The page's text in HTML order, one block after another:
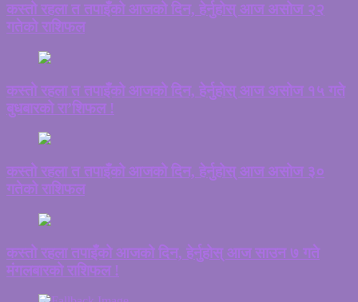
कस्तो रहला त तपाइँको आजको दिन, हेर्नुहोस् आज असोज २२
गतेको राशिफल
कस्तो रहला त तपाइँको आजको दिन, हेर्नुहोस् आज असोज १५ गते
बुधबारको रा’शिफल !
कस्तो रहला त तपाइँको आजको दिन, हेर्नुहोस् आज असोज ३०
गतेको राशिफल
कस्तो रहला तपाइँको आजको दिन, हेर्नुहोस् आज साउन ७ गते
मंगलबारको राशिफल !